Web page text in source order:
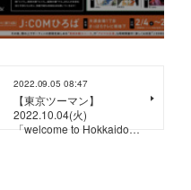
2022.09.05 08:47
【東京ツーマン】
2022.10.04(火)
「welcome to Hokkaido…